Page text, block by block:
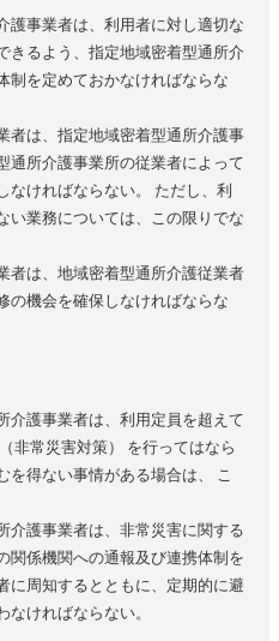
護事業者は、利用者に対し適切な
きるよう、指定地域密着型通所介
制を定めておかなければならな
は、指定地域密着型通所介護事
通所介護事業所の従業者によって
なければならない。 ただし、利
い業務については、この限りでな
は、地域密着型通所介護従業者
の機会を確保しなければならな
介護事業者は、利用定員を超えて
非常災害対策） を行ってはなら
を得ない事情がある場合は、 こ
介護事業者は、非常災害に関する
関係機関への通報及び連携体制を
に周知するとともに、定期的に避
ければならない。